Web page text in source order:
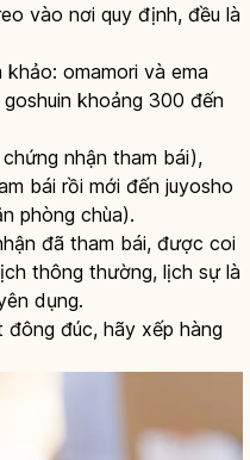
vào nơi quy định, đều là
omamori và ema
khoảng 300 đến
nhận tham bái),
bái rồi mới đến juyosho
phòng chùa).
đã tham bái, được coi
thông thường, lịch sự là
dụng.
đông đúc, hãy xếp hàng